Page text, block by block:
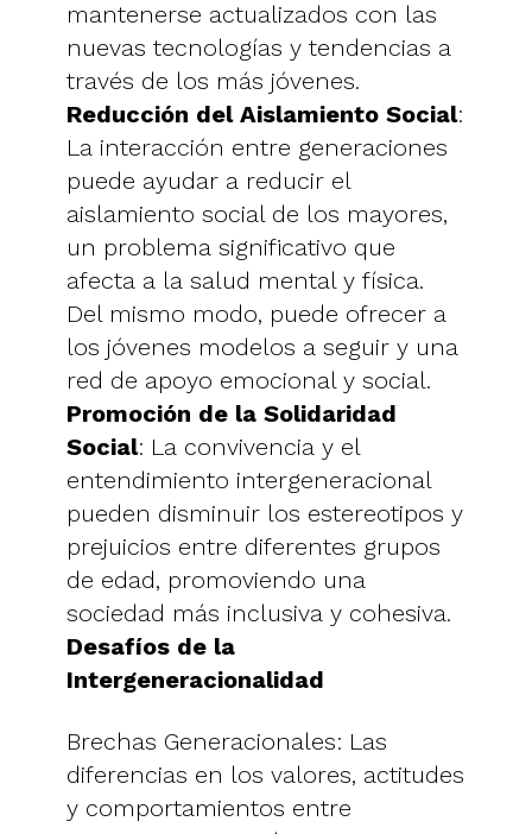
mantenerse actualizados con las
nuevas tecnologías y tendencias a
través de los más jóvenes.
Reducción del Aislamiento Social:
La interacción entre generaciones
puede ayudar a reducir el
aislamiento social de los mayores,
un problema significativo que
afecta a la salud mental y física.
Del mismo modo, puede ofrecer a
los jóvenes modelos a seguir y una
red de apoyo emocional y social.
Promoción de la Solidaridad
Social: La convivencia y el
entendimiento intergeneracional
pueden disminuir los estereotipos y
prejuicios entre diferentes grupos
de edad, promoviendo una
sociedad más inclusiva y cohesiva.
Desafíos de la
Intergeneracionalidad
Brechas Generacionales: Las
diferencias en los valores, actitudes
y comportamientos entre